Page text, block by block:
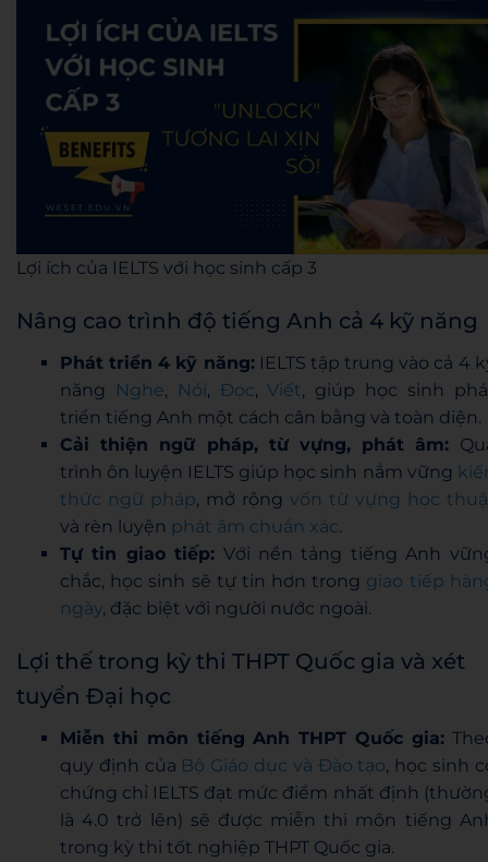
Lợi ích của IELTS với học sinh cấp 3
Nâng cao trình độ tiếng Anh cả 4 kỹ năng
Phát triển 4 kỹ năng:IELTS tập trung vào cả 4
năng
Nghe, Nói, Đọc,Viết, giúp học sinh
triển tiếng Anh một cách cân bằng và toàn diện.
Cải thiện ngữ pháp, từ vựng, phát âm:
trình ôn luyện IELTS giúp học sinh nắm vững
thức ngữ pháp, mở rộng vốn từ vựng học
và rèn luyện phát âm chuẩn xác.
Tự tin giao tiếp: Với nền tảng tiếng Anh
chắc, học sinh sẽ tự tin hơn trong giao tiếp
ngày, đặc biệt với người nước ngoài.
Lợi thế trong kỳ thi THPT Quốc gia và xét
tuyển Đại học
Miễn thi môn tiếng Anh THPT Quốc gia:
quy định của Bộ Giáo dục và Đào tạo, học sinh
chứng chỉ IELTS đạt mức điểm nhất định
là 4.0 trở lên) sẽ được miễn thi môn tiếng
trong kỳ thi tốt nghiệp THPT Quốc gia.